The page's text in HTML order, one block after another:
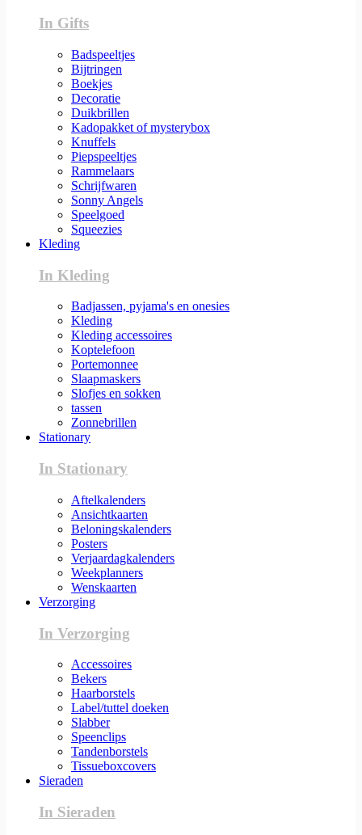
In Gifts
Badspeeltjes
Bijtringen
Boekjes
Decoratie
Duikbrillen
Kadopakket of mysterybox
Knuffels
Piepspeeltjes
Rammelaars
Schrijfwaren
Sonny Angels
Speelgoed
Squeezies
Kleding
In Kleding
Badjassen, pyjama's en onesies
Kleding
Kleding accessoires
Koptelefoon
Portemonnee
Slaapmaskers
Slofjes en sokken
tassen
Zonnebrillen
Stationary
In Stationary
Aftelkalenders
Ansichtkaarten
Beloningskalenders
Posters
Verjaardagkalenders
Weekplanners
Wenskaarten
Verzorging
In Verzorging
Accessoires
Bekers
Haarborstels
Label/tuttel doeken
Slabber
Speenclips
Tandenborstels
Tissueboxcovers
Sieraden
In Sieraden